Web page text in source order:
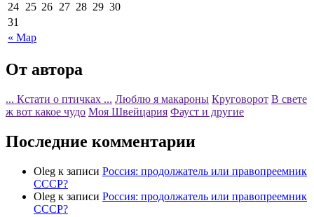
« Мар
24 25 26 27 28 29 30
31
От автора
... Кстати о птичках ... Люблю я макароны Круговорот В свете
ж вот какое чудо Моя Швейцария Фауст и другие
Последние комментарии
Oleg к записи Россия: продолжатель или правопреемник
СССР?
Oleg к записи Россия: продолжатель или правопреемник
СССР?